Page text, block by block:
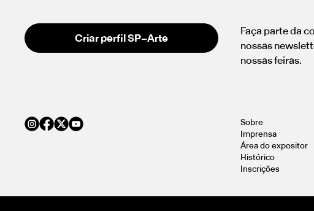
Criar perfil SP–Arte
Faça parte da
nossas
nossas feiras.
Sobre
Imprensa
Área do expositor
Histórico
Inscrições